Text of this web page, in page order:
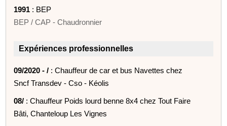
1991 : BEP
BEP / CAP - Chaudronnier
Expériences professionnelles
09/2020 - / : Chauffeur de car et bus Navettes chez
Sncf Transdev - Cso - Kéolis
08/ : Chauffeur Poids lourd benne 8x4 chez Tout Faire
Bâti, Chanteloup Les Vignes